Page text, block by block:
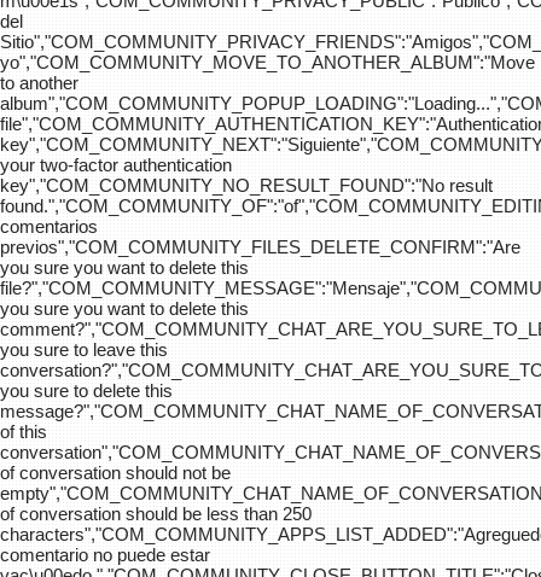
del
yo","COM_COMMUNITY_MOVE_TO_ANOTHER_ALBUM":"Move
to another
your two-factor authentication
key","COM_COMMUNITY_NO_RESULT_FOUND":"No result
comentarios
previos","COM_COMMUNITY_FILES_DELETE_CONFIRM":"Are
you sure you want to delete this
you sure you want to delete this
you sure to leave this
you sure to delete this
of this
of conversation should not be
of conversation should be less than 250
comentario no puede estar